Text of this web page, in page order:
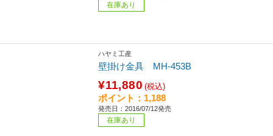
在庫あり
ハヤミ工産
壁掛け金具 MH-453B
¥11,880 (税込)
ポイント：1,188
発売日：2016/07/12発売
在庫あり